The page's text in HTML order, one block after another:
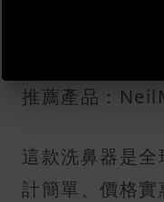
推薦產品：
這款洗鼻器是
計簡單、價格